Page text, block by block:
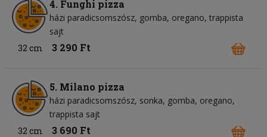
4. Funghi pizza
házi paradicsomszósz gomba oregano trappista
sajt
32 cm
3 290 Ft
5. Milano pizza
házi paradicsomszósz sonka gomba oregano
trappista sajt
32 cm
3 690 Ft